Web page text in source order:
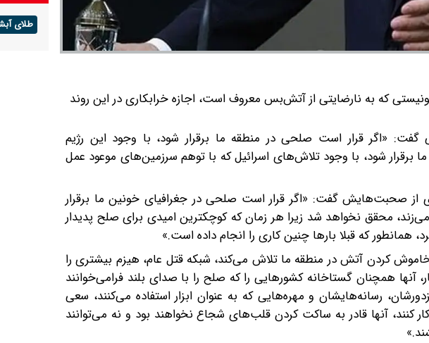
که به نارضایتی از آتش‌بس معروف است، اجازه خرابکاری در این روند
«اگر قرار است صلحی در منطقه ما برقرار شود، با وجود این رژیم
شود، با وجود تلاش‌های اسرائیل که با توهم سرزمین‌های موعود عمل
از صحبت‌هایش گفت: «اگر قرار است صلحی در جغرافیای خونین ما برقرار
محقق نخواهد شد زیرا هر زمان که کوچکترین امیدی برای صلح پدیدار
همانطور که قبلا بارها چنین کاری را انجام داده است.»
کردن آتش در منطقه ما تلاش می‌کند، شبکه قتل عام، هیزم بیشتری را
آنها همچنان گستاخانه کشورهایی را که صلح را با صدای بلند فرامی‌خوانند
رسانه‌هایشان و مهره‌هایی که به عنوان ابزار استفاده می‌کنند، سعی
کنند، آنها قادر به ساکت کردن قلب‌های شجاع نخواهند بود و نه می‌توانند
هرمز را
طلای